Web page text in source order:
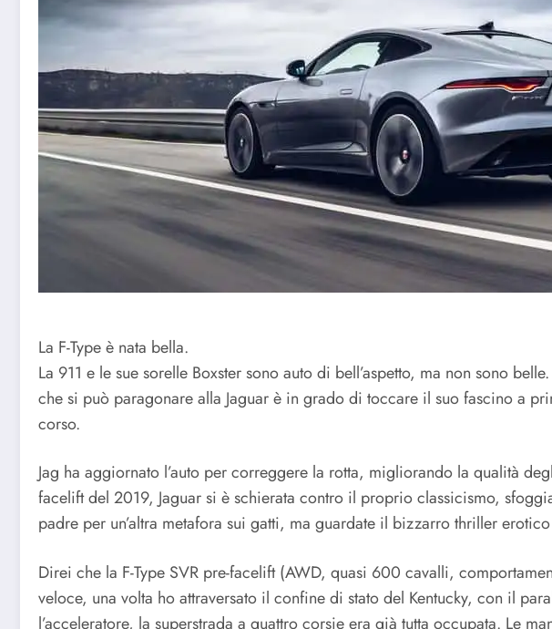
La F-Type è nata bella.
La 911 e le sue sorelle Boxster sono auto di bell’aspetto, ma non sono
che si può paragonare alla Jaguar è in grado di toccare il suo fascino a
corso.
Jag ha aggiornato l’auto per correggere la rotta, migliorando la qualità
facelift del 2019, Jaguar si è schierata contro il proprio classicismo,
padre per un’altra metafora sui gatti, ma guardate il bizzarro thriller
Direi che la F-Type SVR pre-facelift (AWD, quasi 600 cavalli,
veloce, una volta ho attraversato il confine di stato del Kentucky, con il
l’acceleratore, la superstrada a quattro corsie era già tutta occupata. Le